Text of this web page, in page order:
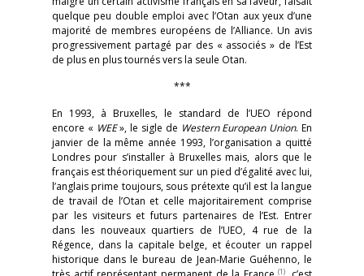
quelque peu double emploi avec l’Otan aux yeux d’une
majorité de membres européens de l’Alliance. Un avis
progressivement partagé par des « associés » de l’Est
de plus en plus tournés vers la seule Otan.
***
En 1993, à Bruxelles, le standard de l’UEO répond
encore « WEE», le sigle de Western European Union. En
janvier de la même année 1993, l’organisation a quitté
Londres pour s’installer à Bruxelles mais, alors que le
français est théoriquement sur un pied d’égalité avec lui,
l’anglais prime toujours, sous prétexte qu’il est la langue
de travail de l’Otan et celle majoritairement comprise
par les visiteurs et futurs partenaires de l’Est. Entrer
dans les nouveaux quartiers de l’UEO, 4 rue de la
Régence, dans la capitale belge, et écouter un rappel
historique dans le bureau de Jean-Marie Guéhenno, le
(1)